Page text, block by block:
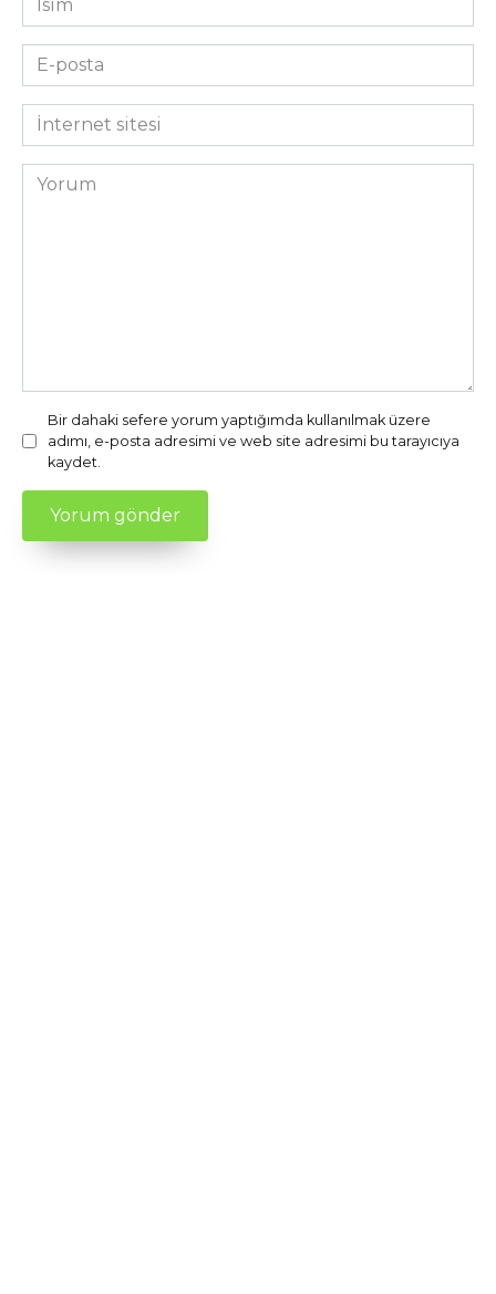
*
E-
posta
*İnternet
sitesi
Yorum
Bir dahaki sefere yorum yaptığımda kullanılmak üzere
adımı, e-posta adresimi ve web site adresimi bu tarayıcıya
kaydet.